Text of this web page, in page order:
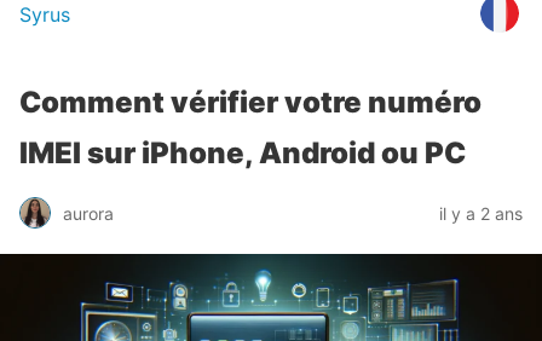
Syrus
Comment vérifier votre numéro
IMEI sur iPhone, Android ou PC
aurora il y a 2 ans